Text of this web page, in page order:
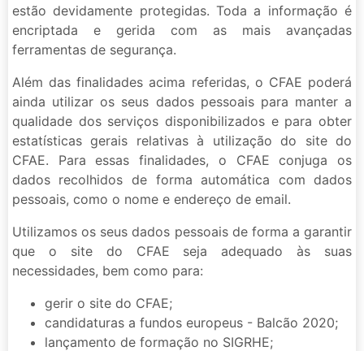
estão devidamente protegidas. Toda a informação é
encriptada e gerida com as mais avançadas
ferramentas de segurança.
Além das finalidades acima referidas, o CFAE poderá
ainda utilizar os seus dados pessoais para manter a
qualidade dos serviços disponibilizados e para obter
estatísticas gerais relativas à utilização do site do
CFAE. Para essas finalidades, o CFAE conjuga os
dados recolhidos de forma automática com dados
pessoais, como o nome e endereço de email.
Utilizamos os seus dados pessoais de forma a garantir
que o site do CFAE seja adequado às suas
necessidades, bem como para:
gerir o site do CFAE;
candidaturas a fundos europeus - Balcão 2020;
lançamento de formação no SIGRHE;